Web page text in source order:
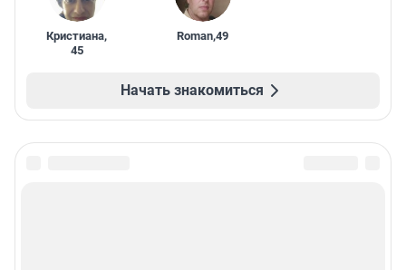
Кристиана,
45
Roman,49
Начать знакомиться